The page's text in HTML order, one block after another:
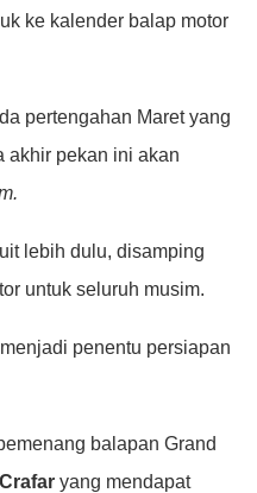
ke kalender balap motor
pertengahan Maret yang
akhir pekan ini akan
lebih dulu, disamping
untuk seluruh musim.
penentu persiapan
balapan Grand
yang mendapat